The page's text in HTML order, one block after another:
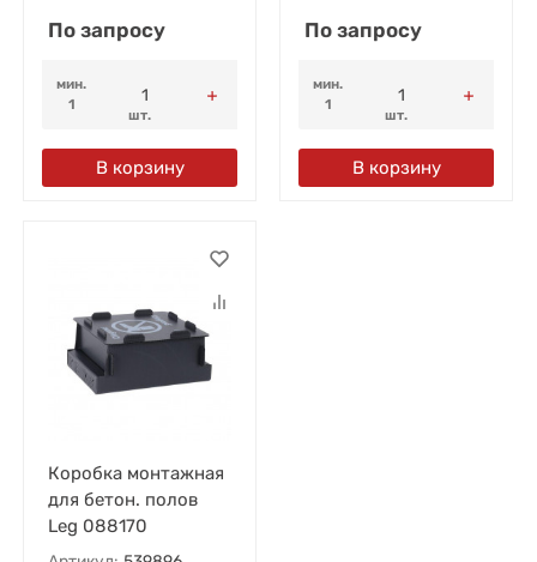
По запросу
мин.
1
шт.
В корзину
По запросу
мин.
1
шт.
В корзину
Коробка монтажная
для бетон. полов
Leg 088170